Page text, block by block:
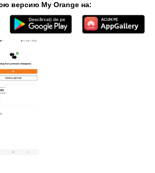
версию My Orange на: